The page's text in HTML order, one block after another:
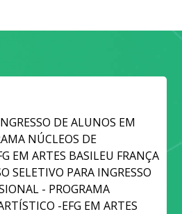
DE ALUNOS EM
NÚCLEOS DE
EM ARTES BASILEU FRANÇA
SELETIVO PARA INGRESSO
- PROGRAMA
-EFG EM ARTES